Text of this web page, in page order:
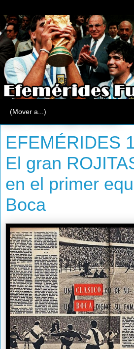
lunes, 19 de mayo de 2014
EFEMÉRIDES
El gran
en el primer
Boca